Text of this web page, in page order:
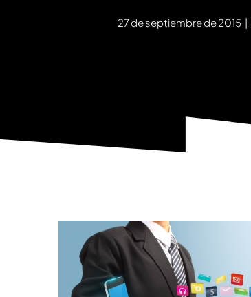
27 de septiembre de 2015 |